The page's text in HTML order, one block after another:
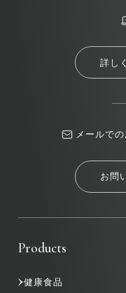
詳し
メールで
お問
Products
健康食品